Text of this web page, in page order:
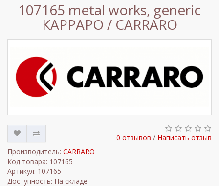
107165 metal works, generic
КАРРАРО / CARRARO
0 отзывов / Написать отзыв
Производитель: CARRARO
Код товара: 107165
Артикул: 107165
Доступность: На складе